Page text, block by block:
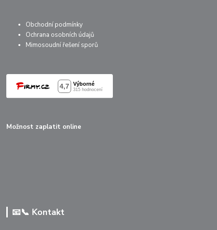
Obchodní podmínky
Ochrana osobních údajů
Mimosoudní řešení sporů
Možnost zaplatit online
📧📞 Kontakt